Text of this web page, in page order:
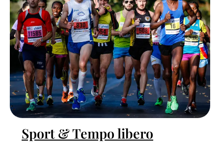
Sport & Tempo libero